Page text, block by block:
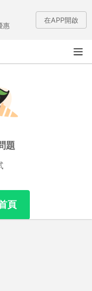
惠
在APP開啟
題
頁